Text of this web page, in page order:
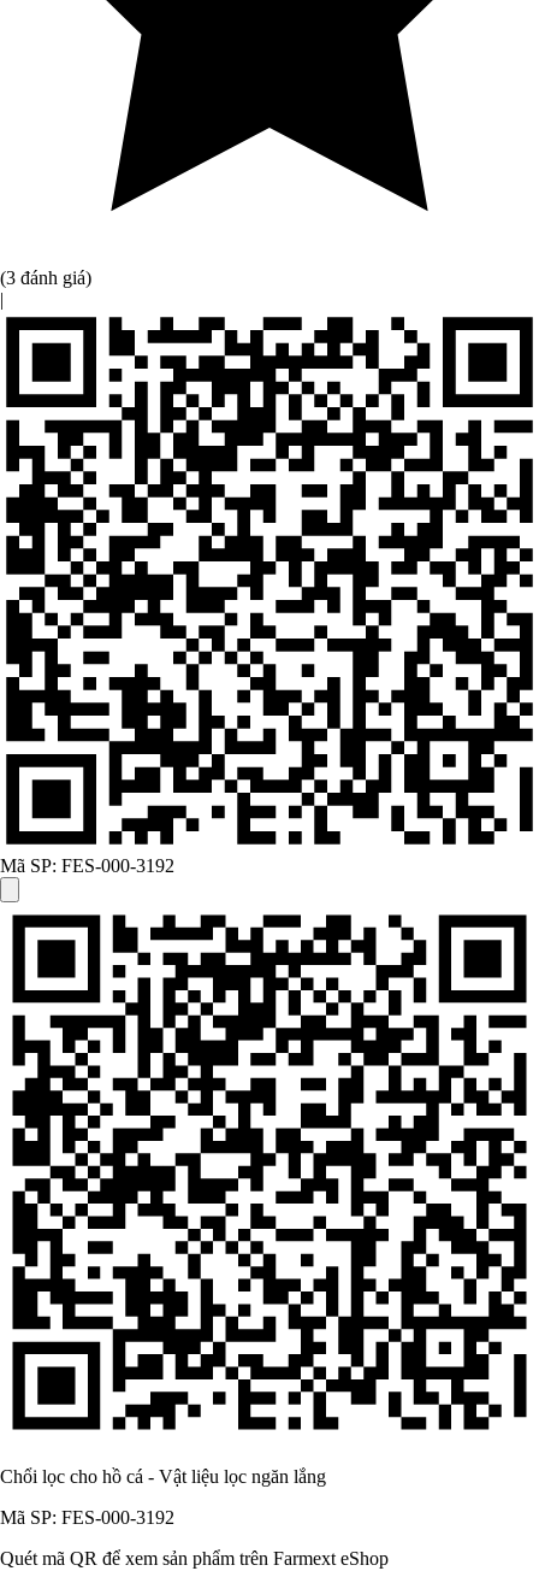
(3 đánh giá)
|
Mã SP: FES-000-3192
Chổi lọc cho hồ cá - Vật liệu lọc ngăn lắng
Mã SP: FES-000-3192
Quét mã QR để xem sản phẩm trên Farmext eShop